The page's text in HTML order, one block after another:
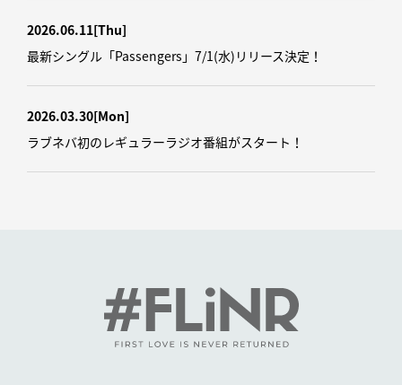
2026.06.11[Thu]
最新シングル「Passengers」7/1(水)リリース決定！
2026.03.30[Mon]
ラブネバ初のレギュラーラジオ番組がスタート！